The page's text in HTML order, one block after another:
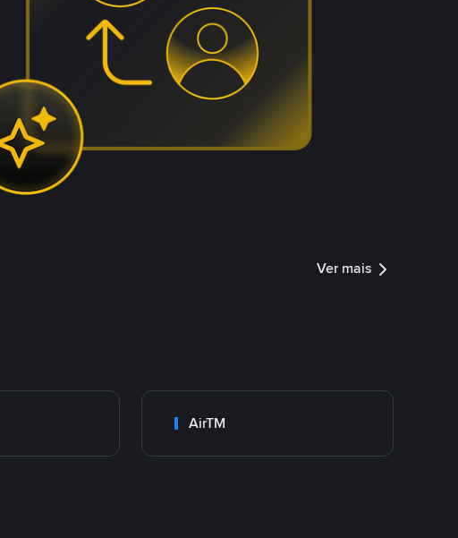
Ver mais
AirTM